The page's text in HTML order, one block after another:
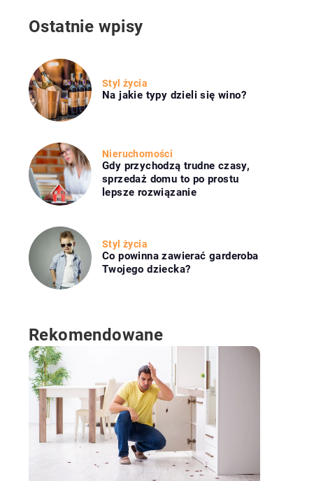
Ostatnie wpisy
Styl życia
Na jakie typy dzieli się wino?
Nieruchomości
Gdy przychodzą trudne czasy,
sprzedaż domu to po prostu
lepsze rozwiązanie
Styl życia
Co powinna zawierać garderoba
Twojego dziecka?
Rekomendowane